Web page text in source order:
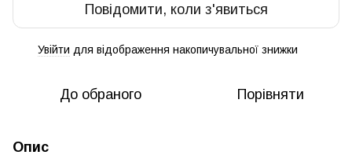
Повідомити, коли з'явиться
Увійти для відображення накопичувальної знижки
До обраного Порівняти
Опис